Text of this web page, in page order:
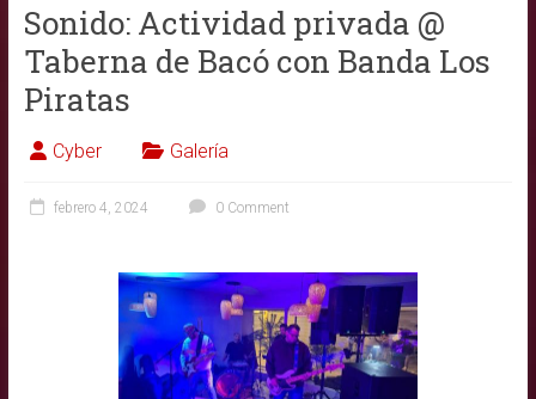
Sonido: Actividad privada @
Taberna de Bacó con Banda Los
Piratas
Cyber Galería
febrero 4, 2024 0 Comment